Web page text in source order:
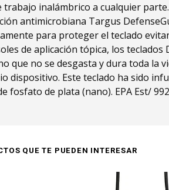
inalámbrico a cualquier
antimicrobiana Targus
para proteger el teclado
de aplicación tópica, los teclados
que no se desgasta y dura toda la
dispositivo. Este teclado ha sido
de plata (nano). EPA Est/
QUE TE PUEDEN INTERESAR